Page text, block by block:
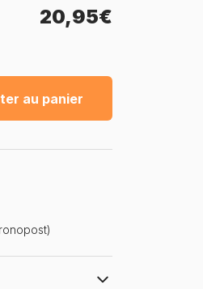
20,95€
au panier